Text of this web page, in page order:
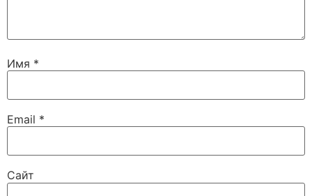
Имя *
Email *
Сайт